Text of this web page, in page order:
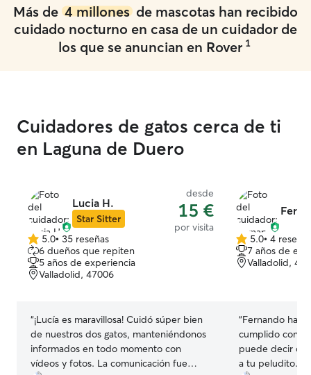
de casa, tengo
donde se
Más de 4 millones de mascotas han recibido
cuidado nocturno en casa de un cuidador de
los que se anuncian en Rover 1
Cuidadores de gatos cerca de ti
en Laguna de Duero
Lucia H.
Star Sitter
desde
15 €
por visita
5.0
de
5
estrellas
5.0• 35 reseñas
6 dueños que repiten
5 años de experiencia
Valladolid, 47006
“¡Lucía es maravillosa! Cuidó súper bien
de nuestros dos gatos, manteniéndonos
informados en todo momento con
vídeos y fotos. La comunicación fue
5.0
de
5
5.0• 4 reseñas
7 años de
Valladolid,
“Fernando ha
cumplido con
puede decir
a tu peludito.